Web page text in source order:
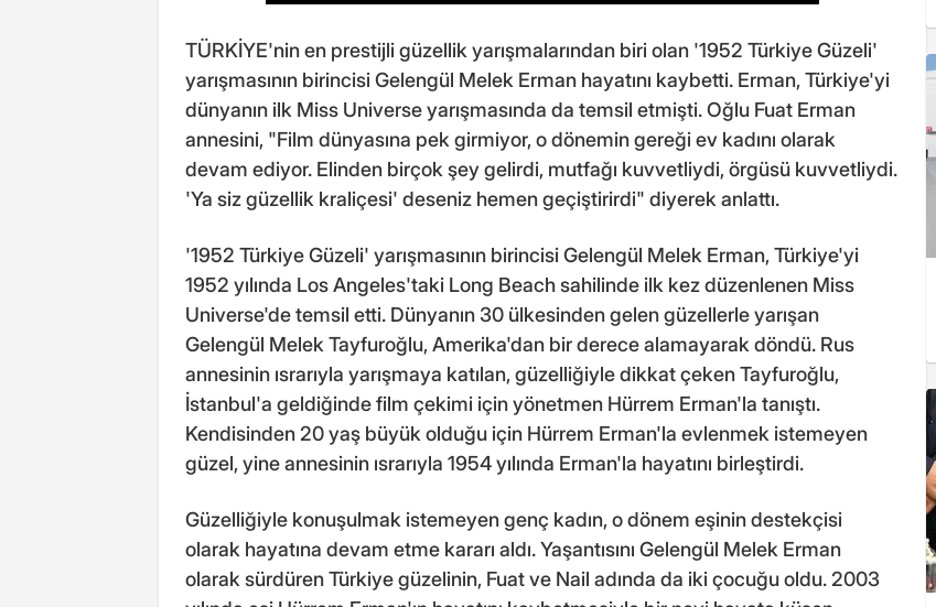
TÜRKİYE'nin en prestijli güzellik yarışmalarından biri olan '1952 Türkiye Güzeli'
yarışmasının birincisi Gelengül Melek Erman hayatını kaybetti. Erman, Türkiye'yi
dünyanın ilk Miss Universe yarışmasında da temsil etmişti. Oğlu Fuat Erman
annesini, "Film dünyasına pek girmiyor, o dönemin gereği ev kadını olarak
devam ediyor. Elinden birçok şey gelirdi, mutfağı kuvvetliydi, örgüsü kuvvetliydi.
'Ya siz güzellik kraliçesi' deseniz hemen geçiştirirdi" diyerek anlattı.
'1952 Türkiye Güzeli' yarışmasının birincisi Gelengül Melek Erman, Türkiye'yi
1952 yılında Los Angeles'taki Long Beach sahilinde ilk kez düzenlenen Miss
Universe'de temsil etti. Dünyanın 30 ülkesinden gelen güzellerle yarışan
Gelengül Melek Tayfuroğlu, Amerika'dan bir derece alamayarak döndü. Rus
annesinin ısrarıyla yarışmaya katılan, güzelliğiyle dikkat çeken Tayfuroğlu,
İstanbul'a geldiğinde film çekimi için yönetmen Hürrem Erman'la tanıştı.
Kendisinden 20 yaş büyük olduğu için Hürrem Erman'la evlenmek istemeyen
güzel, yine annesinin ısrarıyla 1954 yılında Erman'la hayatını birleştirdi.
Güzelliğiyle konuşulmak istemeyen genç kadın, o dönem eşinin destekçisi
olarak hayatına devam etme kararı aldı. Yaşantısını Gelengül Melek Erman
olarak sürdüren Türkiye güzelinin, Fuat ve Nail adında da iki çocuğu oldu. 2003